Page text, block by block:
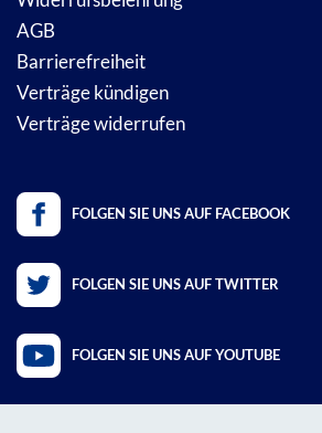
AGB
Barrierefreiheit
Verträge kündigen
Verträge widerrufen
FOLGEN SIE UNS AUF FACEBOOK
FOLGEN SIE UNS AUF TWITTER
FOLGEN SIE UNS AUF YOUTUBE